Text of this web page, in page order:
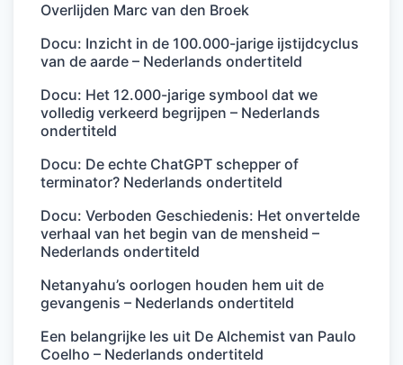
Overlijden Marc van den Broek
Docu: Inzicht in de 100.000-jarige ijstijdcyclus
van de aarde – Nederlands ondertiteld
Docu: Het 12.000-jarige symbool dat we
volledig verkeerd begrijpen – Nederlands
ondertiteld
Docu: De echte ChatGPT schepper of
terminator? Nederlands ondertiteld
Docu: Verboden Geschiedenis: Het onvertelde
verhaal van het begin van de mensheid –
Nederlands ondertiteld
Netanyahu’s oorlogen houden hem uit de
gevangenis – Nederlands ondertiteld
Een belangrijke les uit De Alchemist van Paulo
Coelho – Nederlands ondertiteld